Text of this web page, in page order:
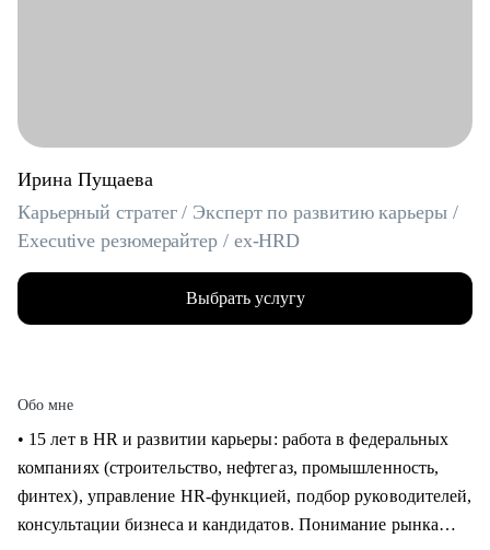
Ирина Пущаева
Карьерный стратег / Эксперт по развитию карьеры /
Executive резюмерайтер / ex-HRD
Выбрать услугу
Обо мне
• 15 лет в HR и развитии карьеры: работа в федеральных
компаниях (строительство, нефтегаз, промышленность,
финтех), управление HR-функцией, подбор руководителей,
консультации бизнеса и кандидатов. Понимание рынка